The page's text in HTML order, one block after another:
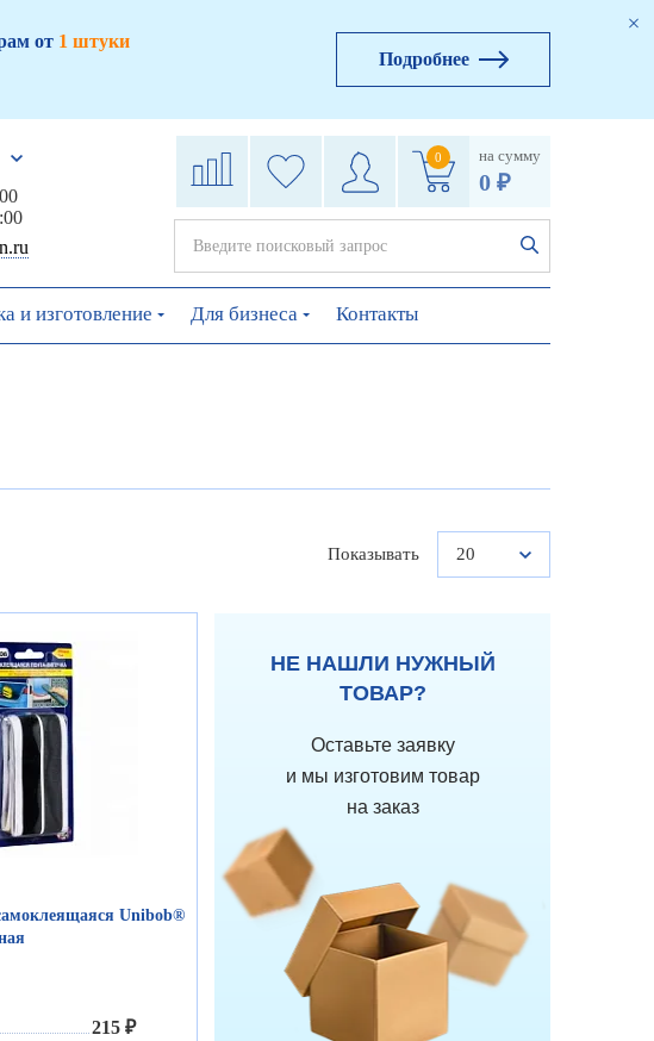
от 1 штуки
Подробнее
0 на сумму
0 ₽
и изготовление Для бизнеса Контакты
Показывать 20
Unibob®
215 ₽
НЕ НАШЛИ НУЖНЫЙ
ТОВАР?
Оставьте заявку
и мы изготовим товар
на заказ